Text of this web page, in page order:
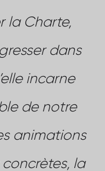
la Charte,
dans
incarne
de notre
animations
la